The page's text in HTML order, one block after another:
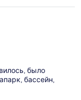
было
бассейн,